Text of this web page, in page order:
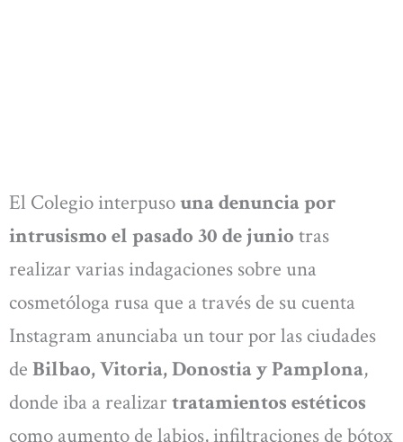
El Colegio interpusouna denuncia por
intrusismo el pasado 30 de junio tras
realizar varias indagaciones sobre una
cosmetóloga rusa que a través de su cuenta
Instagram anunciaba un tour por las ciudades
de Bilbao, Vitoria, Donostia y Pamplona,
donde iba a realizartratamientos estéticos
como aumento de labios, infiltraciones de bótox